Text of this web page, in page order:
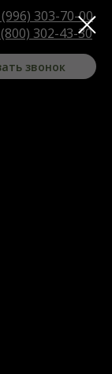
звонок
303-70-00
302-43-30